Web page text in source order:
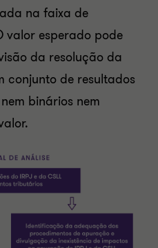
na faixa de
valor esperado pode
da resolução da
conjunto de resultados
binários nem